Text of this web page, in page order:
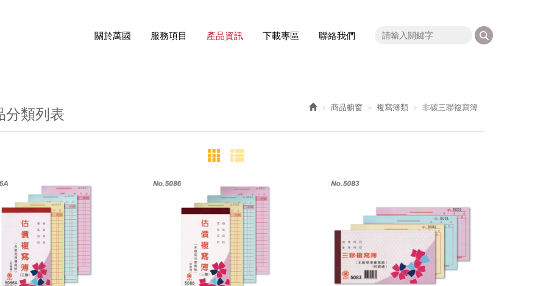
關於萬國 服務項目 產品資訊 下載專區 聯絡我們
商品櫥窗 複寫簿類 非碳三聯複寫簿
分類列表